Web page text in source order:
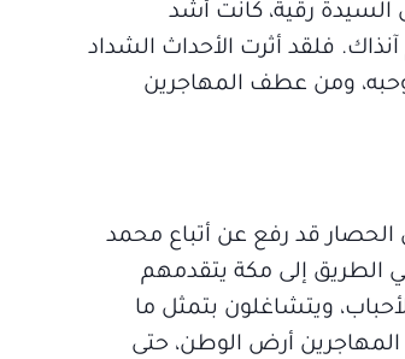
رقية، كانت أشد
فلقد أثرت الأحداث الشداد
ومن عطف المهاجرين
قد رفع عن أتباع محمد
الطريق إلى مكة يتقدمهم
ويتشاغلون بتمثل ما
أرض الوطن، حتى